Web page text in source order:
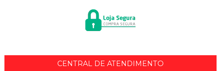
CENTRAL DE ATENDIMENTO